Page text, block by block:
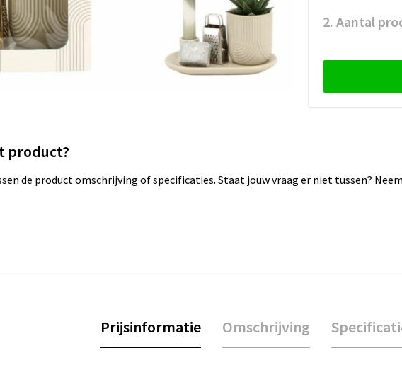
2. Aantal
product?
de product omschrijving of specificaties. Staat jouw vraag er niet tussen?
Prijsinformatie Omschrijving